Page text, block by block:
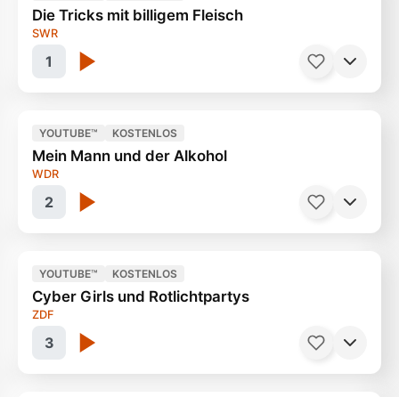
1
Die Tricks mit billigem Fleisch
SWR
Es beginnt im Ferkel Stall
2
YOUTUBE™ KOSTENLOS
Mein Mann und der Alkohol
WDR
Alkohol bleibt die Volksdroge
3
YOUTUBE™ KOSTENLOS
Cyber Girls und Rotlichtpartys
ZDF